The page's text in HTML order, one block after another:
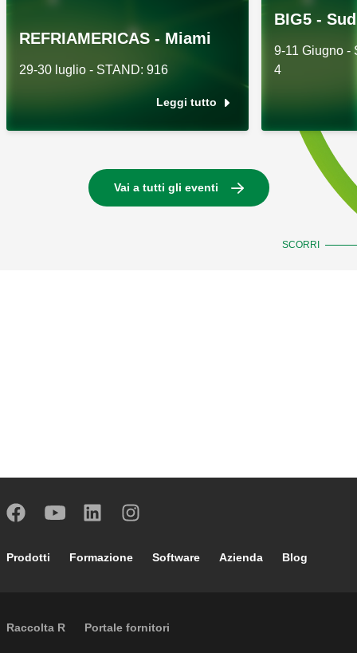
REFRIAMERICAS - Miami
29-30 luglio - STAND: 916
Leggi tutto
BIG5 -
9-11 Giugno -
4
SCORRI
Vai a tutti gli eventi
Footer main navigation
Prodotti Formazione Software Azienda Blog
External links
Raccolta R Portale fornitori